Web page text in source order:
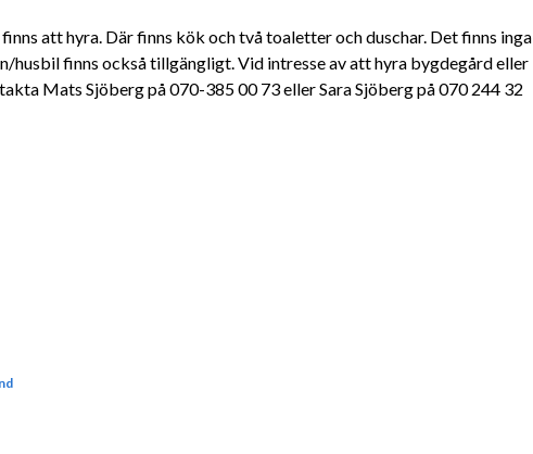
att hyra. Där finns kök och två toaletter och duschar. Det finns inga
husbil finns också tillgängligt. Vid intresse av att hyra bygdegård eller
Mats Sjöberg på 070-385 00 73 eller Sara Sjöberg på 070 244 32